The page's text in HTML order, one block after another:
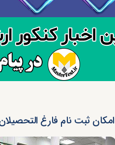
امکان ثبت نام فارغ